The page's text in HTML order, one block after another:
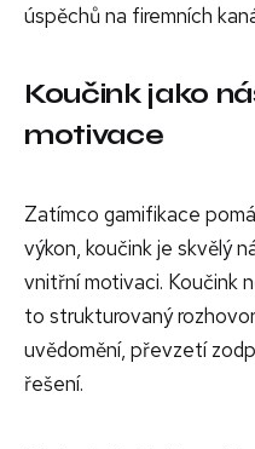
úspěchů na firemních
Koučink jako
motivace
Zatímco gamifikace
výkon, koučink je skvělý
vnitřní motivaci. Koučink
to strukturovaný
uvědomění, převzetí
řešení.